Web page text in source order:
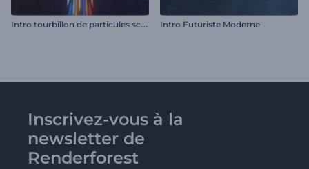
I
ntro tourbillon de particules scintillantes Intro Futuriste Moderne
Inscrivez-vous à la
newsletter de
Renderforest